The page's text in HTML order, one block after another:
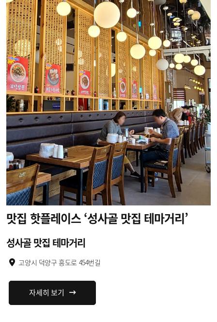
맛집 핫플레이스‘성사골 맛집 테마거리’
성사골 맛집 테마거리
고양시 덕양구 흥도로 454번길
자세히 보기